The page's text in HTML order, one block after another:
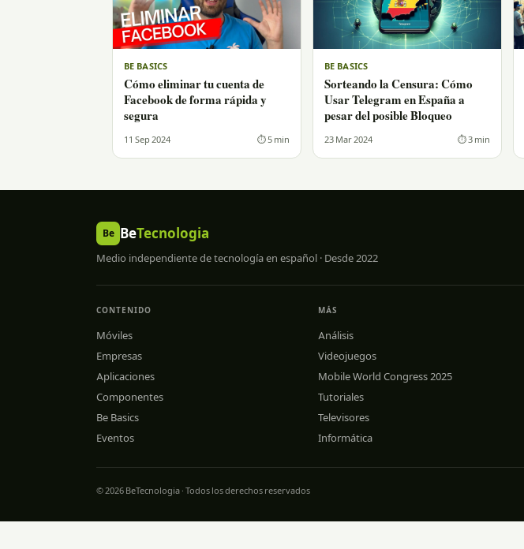
BE BASICS
Cómo eliminar tu cuenta de
Facebook de forma rápida y
segura
11 Sep 2024 ⏱ 5 min
BE BASICS
Sorteando la Censura: Cómo
Usar Telegram en España a
pesar del posible Bloqueo
23 Mar 2024 ⏱ 3 min
Be BeTecnologia
Medio independiente de tecnología en español · Desde 2022
CONTENIDO
Móviles
Empresas
Aplicaciones
Componentes
Be Basics
Eventos
MÁS
Análisis
Videojuegos
Mobile World Congress 2025
Tutoriales
Televisores
Informática
© 2026 BeTecnologia · Todos los derechos reservados